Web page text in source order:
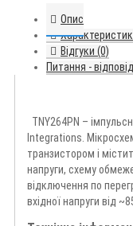
Опис
Відгуки (0)
Питання -
TNY264PN –
Integrations.
транзистором і
напруги, схему
відключення по
вхідної напруги від